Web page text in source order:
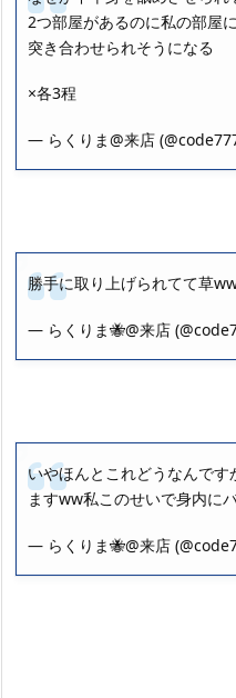
2つ部屋があるのに私の部屋
突き合わせられそうになる
×各3程
— らくりま@来店
勝手に取り上げられてて草
— らくりま🐝@来店
いやほんとこれどうなんで
ますww私このせいで身内に
— らくりま🐝@来店